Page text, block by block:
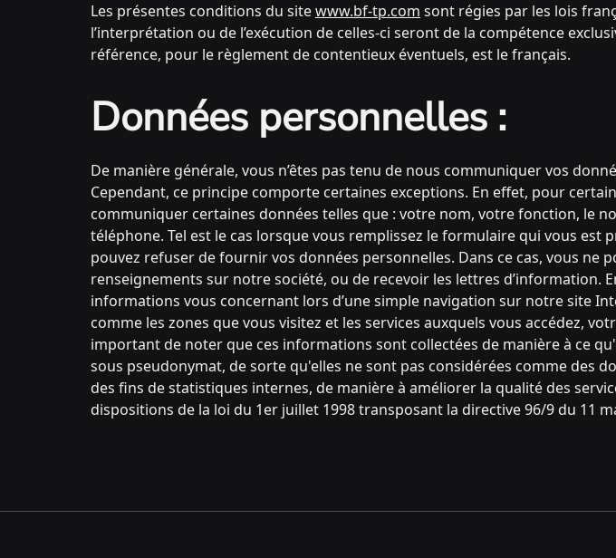
Les présentes conditions du sitewww.bf-tp.com sont régies par les lois
l’interprétation ou de l’exécution de celles-ci seront de la compétence
référence, pour le règlement de contentieux éventuels, est le français.
Données personnelles :
De manière générale, vous n’êtes pas tenu de nous communiquer vos
Cependant, ce principe comporte certaines exceptions. En effet, pour
communiquer certaines données telles que : votre nom, votre fonction, le
téléphone. Tel est le cas lorsque vous remplissez le formulaire qui vous est
pouvez refuser de fournir vos données personnelles. Dans ce cas, vous
renseignements sur notre société, ou de recevoir les lettres d’information.
informations vous concernant lors d’une simple navigation sur notre site
comme les zones que vous visitez et les services auxquels vous accédez,
important de noter que ces informations sont collectées de manière à ce
sous pseudonymat, de sorte qu'elles ne sont pas considérées comme des
des fins de statistiques internes, de manière à améliorer la qualité des
dispositions de la loi du 1er juillet 1998 transposant la directive 96/9 du 11